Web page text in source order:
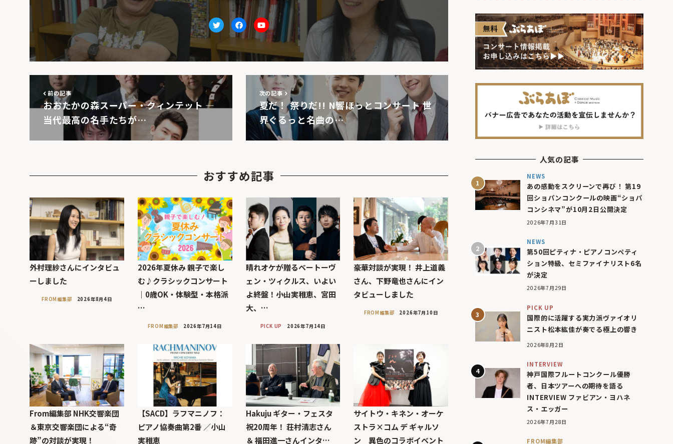
TwitterfacebookYoutube
前の記事
おおたかの森スーパー・クィンテット ―
当代最高の名手たちが…
次の記事
夏だ！ 祭りだ!! N響ほっとコンサート 世
界ぐるっと名曲の…
おすすめ記事
外村理紗さんにインタビュ
ーしました
FROM編集部 2026年8月4日
2026年夏休み 親子で楽し
む♪クラシックコンサート
｜0歳OK・体験型・本格派
…
FROM編集部 2026年7月14日
晴れオケが贈るベートーヴ
ェン・ツィクルス、いよい
よ終盤！――小山実稚恵、宮田
大、…
PICK UP 2026年7月14日
豪華対談が実現！ 井上道義
さん、下野竜也さんにイン
タビューしました
FROM編集部 2026年7月10日
From編集部 NHK交響楽団
＆東京交響楽団による“奇
跡”の対談が実現！
【SACD】ラフマニノフ：
ピアノ協奏曲第2番 ／小山
実稚恵
Hakuju ギター・フェスタ
祝20周年！ 荘村清志さん
＆ 福田進一さんインタ…
サイトウ・キネン・オーケ
ストラ×コム デ ギャルソ
ン 異色のコラボイベント
人気の記事
NEWS
あの感動をスクリーンで再び！ 第19
回ショパンコンクールの映画“ショパ
コンシネマ”が10月2日公開決定
2026年7月31日
NEWS
第50回ピティナ・ピアノコンペティ
ション特級、セミファイナリスト6名
が決定
2026年7月29日
PICK UP
国際的に活躍する実力派ヴァイオリ
ニスト松本紘佳が奏でる極上の響き
2026年8月2日
INTERVIEW
神戸国際フルートコンクール優勝
者、日本ツアーへの期待を語る
INTERVIEW ファビアン・ヨハネ
ス・エッガー
2026年7月28日
FROM編集部